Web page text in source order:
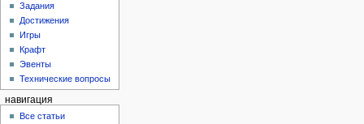
Задания
Достижения
Игры
Крафт
Эвенты
Технические вопросы
навигация
Все статьи